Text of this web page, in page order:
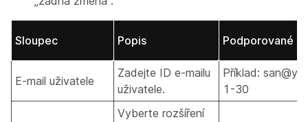
Sloupec Popis Podporované
E-mail uživatele
Zadejte ID e-mailu
uživatele.
Příklad:
1-30
Vyberte rozšíření